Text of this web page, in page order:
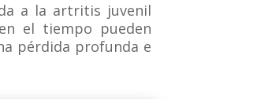
a la artritis juvenil
el tiempo pueden
pérdida profunda e